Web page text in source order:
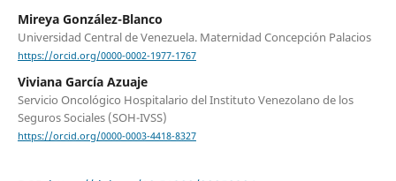
Mireya González-Blanco
Universidad Central de Venezuela. Maternidad Concepción Palacios
https://orcid.org/0000-0002-1977-1767
Viviana García Azuaje
Servicio Oncológico Hospitalario del Instituto Venezolano de los
Seguros Sociales (SOH-IVSS)
https://orcid.org/0000-0003-4418-8327